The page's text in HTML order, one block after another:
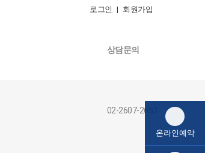
로그인 | 회원가입
상담문의
02-2607-2653
온라인예약